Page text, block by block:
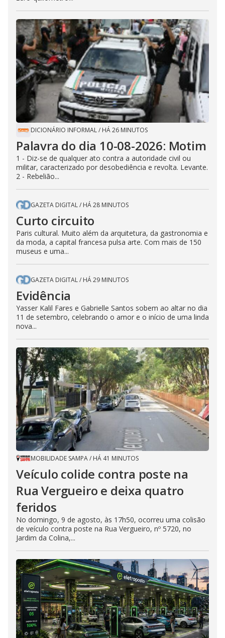
DICIONÁRIO INFORMAL/ HÁ 26 MINUTOS
Palavra do dia 10-08-2026: Motim
1 - Diz-se de qualquer ato contra a autoridade civil ou
militar, caracterizado por desobediência e revolta. Levante.
2 - Rebelião...
GAZETA DIGITAL/ HÁ 28 MINUTOS
Curto circuito
Paris cultural. Muito além da arquitetura, da gastronomia e
da moda, a capital francesa pulsa arte. Com mais de 150
museus e uma...
GAZETA DIGITAL/ HÁ 29 MINUTOS
Evidência
Yasser Kalil Fares e Gabrielle Santos sobem ao altar no dia
11 de setembro, celebrando o amor e o início de uma linda
nova...
MOBILIDADE SAMPA/ HÁ 41 MINUTOS
Veículo colide contra poste na
Rua Vergueiro e deixa quatro
feridos
No domingo, 9 de agosto, às 17h50, ocorreu uma colisão
de veículo contra poste na Rua Vergueiro, nº 5720, no
Jardim da Colina,...